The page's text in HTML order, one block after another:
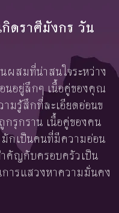
ดราศีมังกร วัน
ผสมที่น่าสนใจระหว่าง
นอยู่ลึกๆ เนื้อคู่ของคุณ
มรู้สึกที่ละเอียดอ่อนข
รุกราน เนื้อคู่ของคน
มักเป็นคนที่มีความอ่อน
ำคัญกับครอบครัวเป็น
ารแสวงหาความมั่นคง